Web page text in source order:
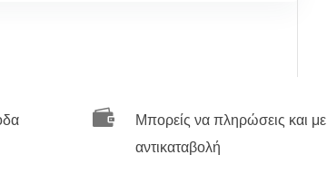

Μπορείς να πληρώσεις και με
αντικαταβολή